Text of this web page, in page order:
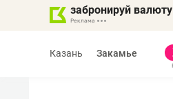
забронируй валюту
Казань Закамье